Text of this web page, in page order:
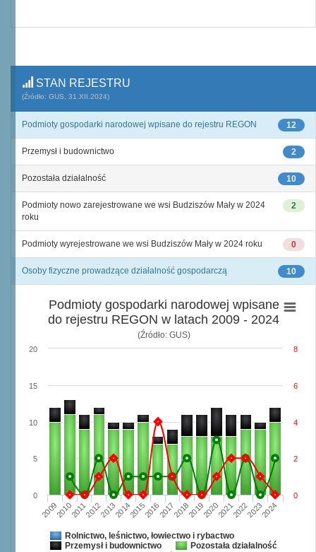
STAN REJESTRU
(Źródło: GUS, 31.XII.2024)
12
Podmioty gospodarki narodowej wpisane do rejestru REGON
2
Przemysł i budownictwo
10
Pozostała działalność
2
Podmioty nowo zarejestrowane we wsi Budziszów Mały w 2024
roku
0
Podmioty wyrejestrowane we wsi Budziszów Mały w 2024 roku
10
Osoby fizyczne prowadzące działalność gospodarczą
Podmioty gospodarki narodowej wpisane
do rejestru REGON w latach 2009 - 2024
(Źródło: GUS)
2009201020112012201320142015201620172018201920202021202220232024
0
5
10
15
20
0
2
4
6
8
Rolnictwo, leśnictwo, łowiectwo i rybactwo
Przemysł i budownictwo
Pozostała działalność